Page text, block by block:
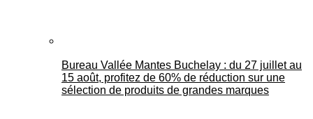
Bureau Vallée Mantes Buchelay : du 27 juillet au
15 août, profitez de 60% de réduction sur une
sélection de produits de grandes marques